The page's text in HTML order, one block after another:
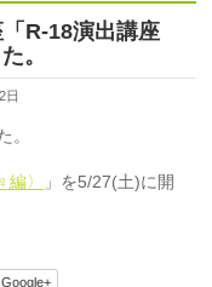
R-18演出講座
。
日
。
〉
」を5/27(土)に開
Google+